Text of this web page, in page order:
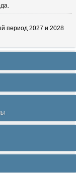
период 2027 и 2028